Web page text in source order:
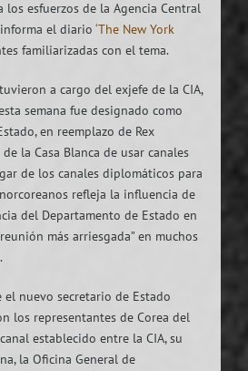
los esfuerzos de la Agencia Central
el diario ‘The New York
familiarizadas con el tema.
a cargo del exjefe de la CIA,
semana fue designado como
en reemplazo de Rex
la Casa Blanca de usar canales
de los canales diplomáticos para
refleja la influencia de
del Departamento de Estado en
más arriesgada” en muchos
el nuevo secretario de Estado
los representantes de Corea del
establecido entre la CIA, su
la Oficina General de